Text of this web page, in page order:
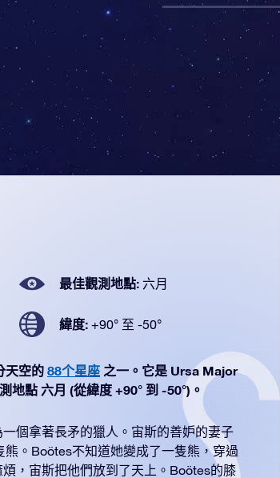
最佳觀測地點: 六月
緯度: +90° 至 -50°
天空的 88个星座 之一。它是 Ursa Major
點 六月 (從緯度 +90° 到 -50°)。
個拿著長矛的獵人。宙斯的善妒的妻子
。Boötes不知道她變成了一隻熊，穿過
，宙斯把他們放到了天上。Boötes的膝